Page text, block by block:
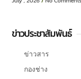
ข่าวประชาสัมพันธ์
ข่าวสาร
กองช่าง